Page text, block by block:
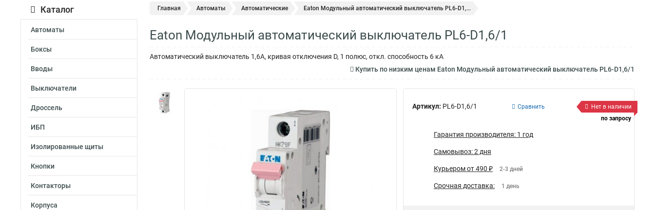
Каталог
Автоматы
Боксы
Вводы
Выключатели
Дроссель
ИБП
Изолированные щиты
Кнопки
Контакторы
Корпуса
Главная Автоматы Автоматические Eaton Модульный автоматический выключатель PL6-D1,...
Eaton Модульный автоматический выключатель PL6-D1,6/1
Автоматический выключатель 1,6А, кривая отключения D, 1 полюс, откл. способность 6 кА
Купить по низким ценам Eaton Модульный автоматический выключатель PL6-D1,6/1
Артикул: PL6-D1,6/1 Сравнить
Нет в наличии
по запросу
Гарантия производителя: 1 год
Самовывоз: 2 дня
Курьером от 490 ₽ 2-3 дней
Срочная доставка: 1 день